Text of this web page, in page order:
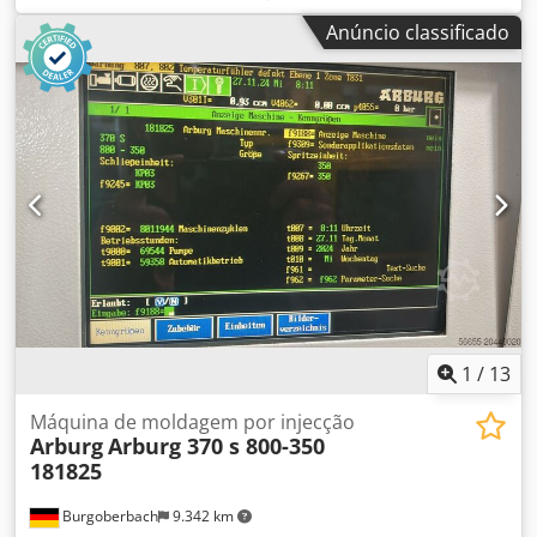
máquina é entregue completamente recondicionada nas
nossas instalações em Heras (Cantabria). Novos selos no
corpo de vedação. Podemos mostrá-la em funcionamento.
Dsdpjrxtpdofx Ag Teck Dados técnicos POTÊNCIA DE
FECHAMENTO 1300 kN DIMENSÕES DA PLACA 660x840
curso de abertura 575mm DISTÂNCIA MÁXIMA ENTRE
PLACAS 800/850 ESPAÇO ENTRE COLUNAS
420x420/470x470 EIXO 50mm VOLUME DE INJECÇÃO
353cm3 PESO DE INJECÇÃO 117 ANO DE FABRICO 2000
PRESSÃO DE INJECÇÃO 2500bar
Anúncio classificado
1 / 13
Burgoberbach 9.342 km
Máquina de moldagem por injecção
ArburgArburg 370 s 800-350
181825